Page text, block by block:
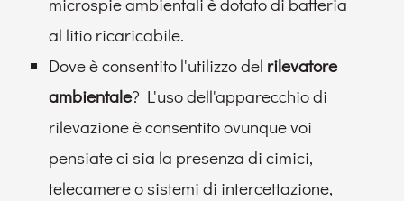
al litio ricaricabile.
Dove è consentito l'utilizzo del rilevatore
ambientale? L'uso dell'apparecchio di
rilevazione è consentito ovunque voi
pensiate ci sia la presenza di cimici,
telecamere o sistemi di intercettazione,